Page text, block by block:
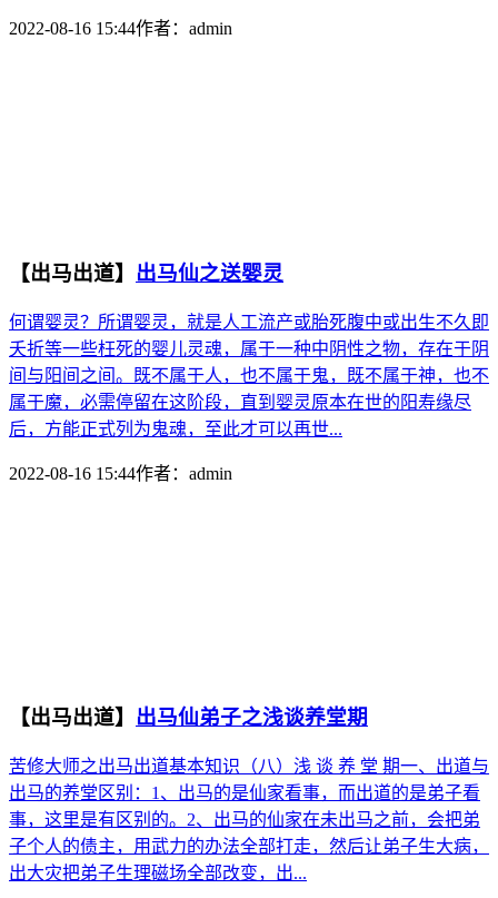
2022-08-16 15:44作者： admin
【出马出道】 出马仙之送婴灵
何谓婴灵？所谓婴灵，就是人工流产或胎死腹中或出生不久即
夭折等一些枉死的婴儿灵魂，属于一种中阴性之物，存在于阴
间与阳间之间。既不属于人，也不属于鬼，既不属于神，也不
属于魔，必需停留在这阶段，直到婴灵原本在世的阳寿缘尽
后，方能正式列为鬼魂，至此才可以再世...
2022-08-16 15:44作者： admin
【出马出道】 出马仙弟子之浅谈养堂期
苦修大师之出马出道基本知识（八）浅 谈 养 堂 期一、出道与
出马的养堂区别：1、出马的是仙家看事，而出道的是弟子看
事，这里是有区别的。2、出马的仙家在未出马之前，会把弟
子个人的债主，用武力的办法全部打走，然后让弟子生大病，
出大灾把弟子生理磁场全部改变，出...